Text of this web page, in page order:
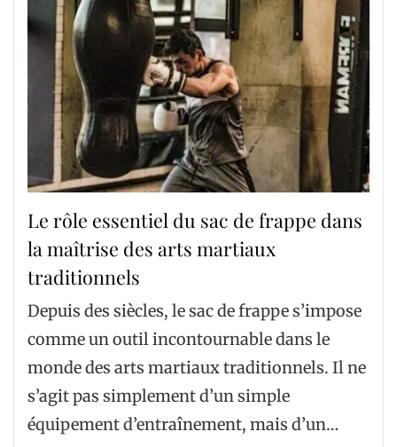
Le rôle essentiel du sac de frappe dans
la maîtrise des arts martiaux
traditionnels
Depuis des siècles, le sac de frappe s’impose
comme un outil incontournable dans le
monde des arts martiaux traditionnels. Il ne
s’agit pas simplement d’un simple
équipement d’entraînement, mais d’un…